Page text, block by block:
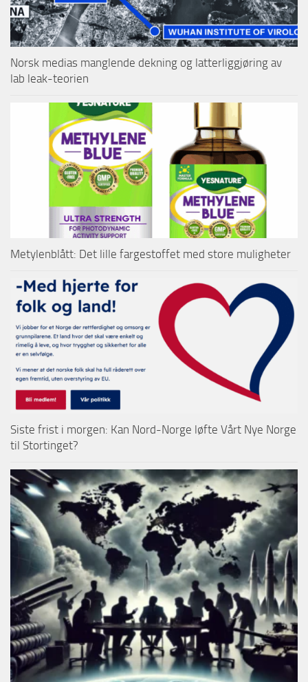
Norsk medias manglende dekning og latterliggjøring av
lab leak-teorien
Metylenblått: Det lille fargestoffet med store muligheter
Siste frist i morgen: Kan Nord-Norge løfte Vårt Nye Norge
til Stortinget?